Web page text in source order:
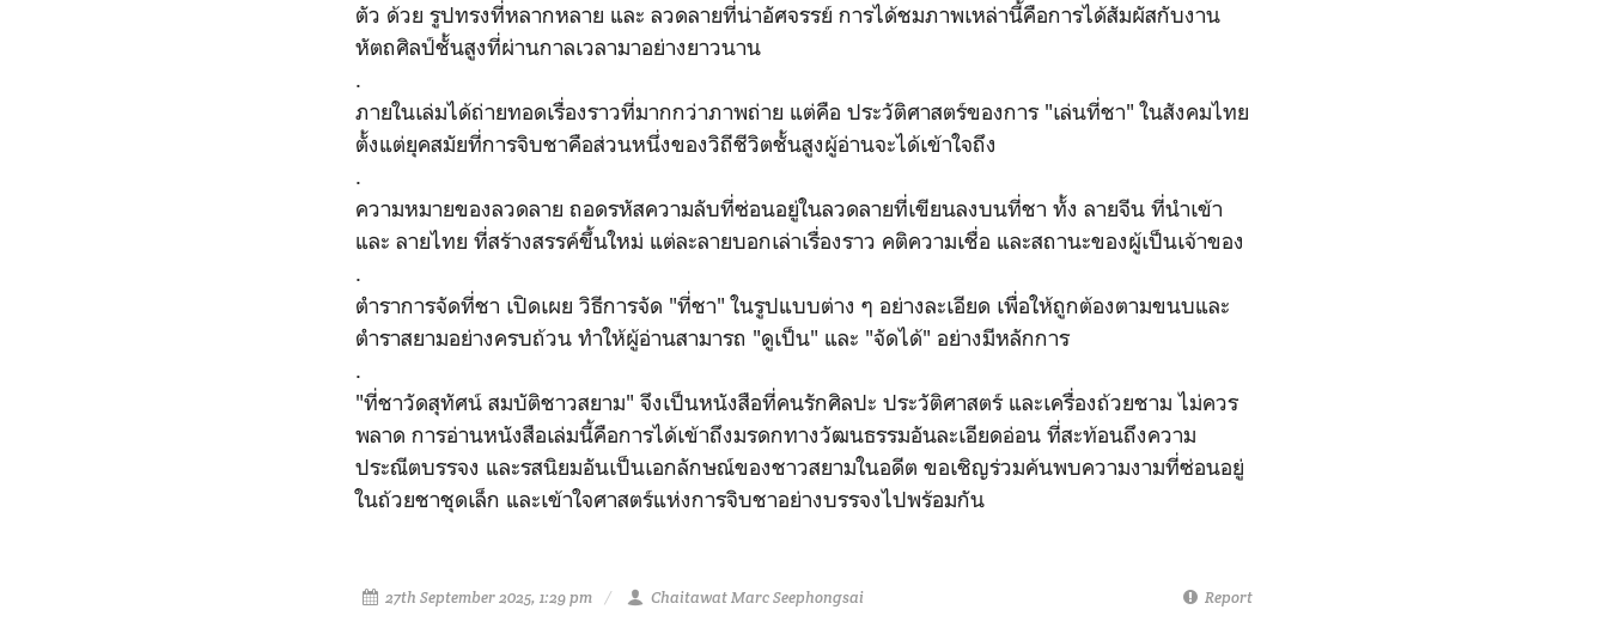
ตัว ด้วย รูปทรงที่หลากหลาย และ ลวดลายที่น่าอัศจรรย์ การได้ชมภาพเหล่านี้คือการได้สัมผัสกับงาน
หัตถศิลป์ชั้นสูงที่ผ่านกาลเวลามาอย่างยาวนาน
.
ภายในเล่มได้ถ่ายทอดเรื่องราวที่มากกว่าภาพถ่าย แต่คือ ประวัติศาสตร์ของการ "เล่นที่ชา" ในสังคมไทย
ตั้งแต่ยุคสมัยที่การจิบชาคือส่วนหนึ่งของวิถีชีวิตชั้นสูงผู้อ่านจะได้เข้าใจถึง
.
ความหมายของลวดลาย ถอดรหัสความลับที่ซ่อนอยู่ในลวดลายที่เขียนลงบนที่ชา ทั้ง ลายจีน ที่นำเข้า
และ ลายไทย ที่สร้างสรรค์ขึ้นใหม่ แต่ละลายบอกเล่าเรื่องราว คติความเชื่อ และสถานะของผู้เป็นเจ้าของ
.
ตำราการจัดที่ชา เปิดเผย วิธีการจัด "ที่ชา" ในรูปแบบต่าง ๆ อย่างละเอียด เพื่อให้ถูกต้องตามขนบและ
ตำราสยามอย่างครบถ้วน ทำให้ผู้อ่านสามารถ "ดูเป็น" และ "จัดได้" อย่างมีหลักการ
.
"ที่ชาวัดสุทัศน์ สมบัติชาวสยาม" จึงเป็นหนังสือที่คนรักศิลปะ ประวัติศาสตร์ และเครื่องถ้วยชาม ไม่ควร
พลาด การอ่านหนังสือเล่มนี้คือการได้เข้าถึงมรดกทางวัฒนธรรมอันละเอียดอ่อน ที่สะท้อนถึงความ
ประณีตบรรจง และรสนิยมอันเป็นเอกลักษณ์ของชาวสยามในอดีต ขอเชิญร่วมค้นพบความงามที่ซ่อนอยู่
ในถ้วยชาชุดเล็ก และเข้าใจศาสตร์แห่งการจิบชาอย่างบรรจงไปพร้อมกัน
27th September 2025, 1:29 pm Chaitawat Marc Seephongsai Report